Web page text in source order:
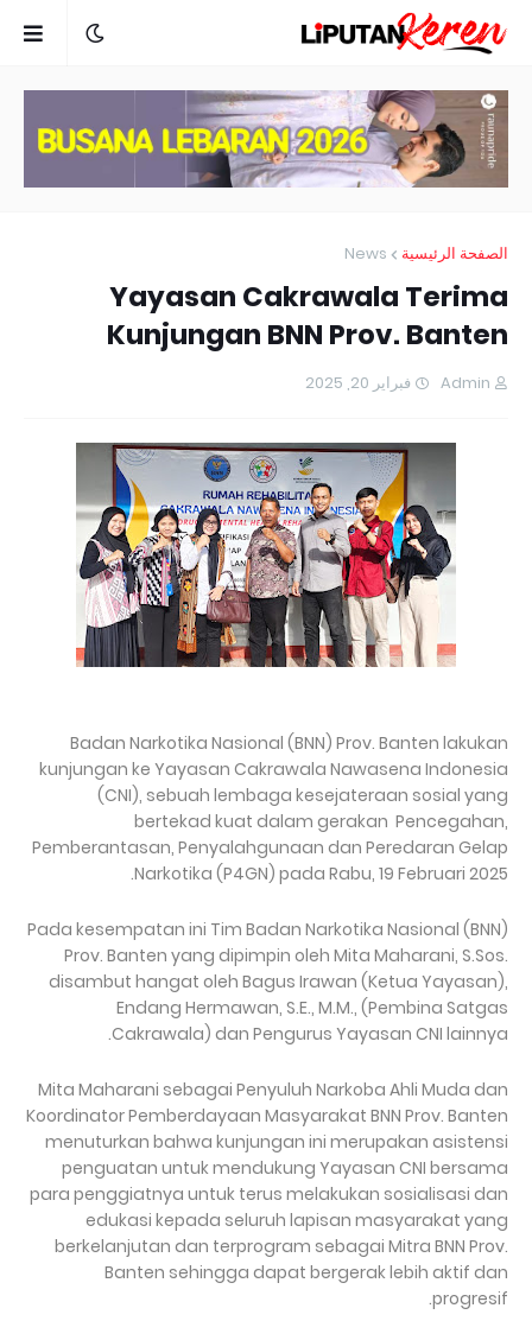
الصفحة الرئيسية News
Yayasan Cakrawala Terima
Kunjungan BNN Prov. Banten
Admin فبراير 20, 2025
Badan Narkotika Nasional (BNN) Prov. Banten lakukan
kunjungan ke Yayasan Cakrawala Nawasena Indonesia
(CNI), sebuah lembaga kesejateraan sosial yang
bertekad kuat dalam gerakan Pencegahan,
Pemberantasan, Penyalahgunaan dan Peredaran Gelap
Narkotika (P4GN) pada Rabu, 19 Februari 2025.
Pada kesempatan ini Tim Badan Narkotika Nasional (BNN)
Prov. Banten yang dipimpin oleh Mita Maharani, S.Sos.
disambut hangat oleh Bagus Irawan (Ketua Yayasan),
Endang Hermawan, S.E., M.M., (Pembina Satgas
Cakrawala) dan Pengurus Yayasan CNI lainnya.
Mita Maharani sebagai Penyuluh Narkoba Ahli Muda dan
Koordinator Pemberdayaan Masyarakat BNN Prov. Banten
menuturkan bahwa kunjungan ini merupakan asistensi
penguatan untuk mendukung Yayasan CNI bersama
para penggiatnya untuk terus melakukan sosialisasi dan
edukasi kepada seluruh lapisan masyarakat yang
berkelanjutan dan terprogram sebagai Mitra BNN Prov.
Banten sehingga dapat bergerak lebih aktif dan
progresif.